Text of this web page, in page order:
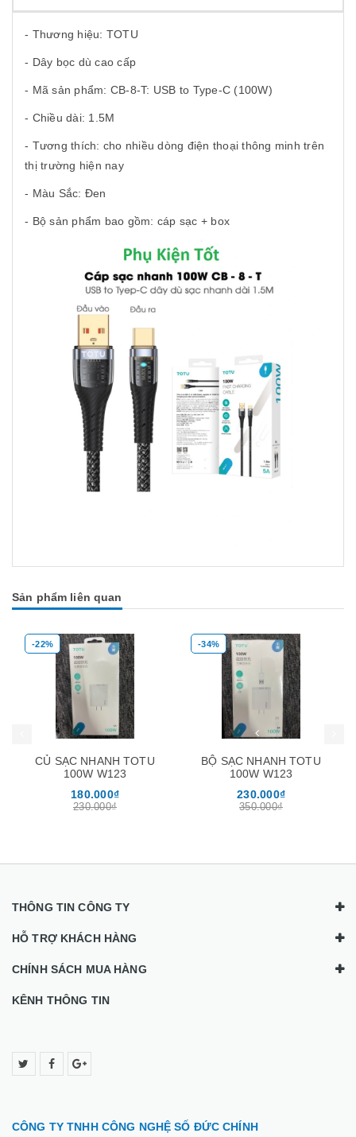
- Thương hiệu: TOTU
- Dây bọc dù cao cấp
- Mã sản phẩm: CB-8-T: USB to Type-C (100W)
- Chiều dài: 1.5M
- Tương thích: cho nhiều dòng điện thoại thông minh trên
thị trường hiện nay
- Màu Sắc: Đen
- Bộ sản phẩm bao gồm: cáp sạc + box
Sản phẩm liên quan
TOTU
-34%
BỘ SẠC NHANH TOTU
100W W123
-28%
CỦ SẠC NHANH
ZC43 1 CỔNG
Mua hàng Mua hàng
THÔNG TIN CÔNG TY
HỖ TRỢ KHÁCH HÀNG
CHÍNH SÁCH MUA HÀNG
KÊNH THÔNG TIN
CÔNG TY TNHH CÔNG NGHỆ SỐ ĐỨC CHÍNH